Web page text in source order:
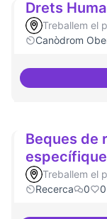
Drets
Treballem el
Canòdrom
Beques de
Treballem el
Recerca
0 0